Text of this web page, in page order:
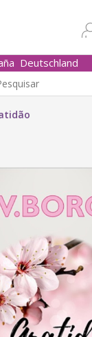
Deutschland